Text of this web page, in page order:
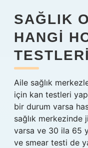
SAĞLIK
HANGI
Aile sağlık
için kan testleri
bir durum varsa
sağlık merkezinde
varsa ve 30 ila 65
ve smear testi de